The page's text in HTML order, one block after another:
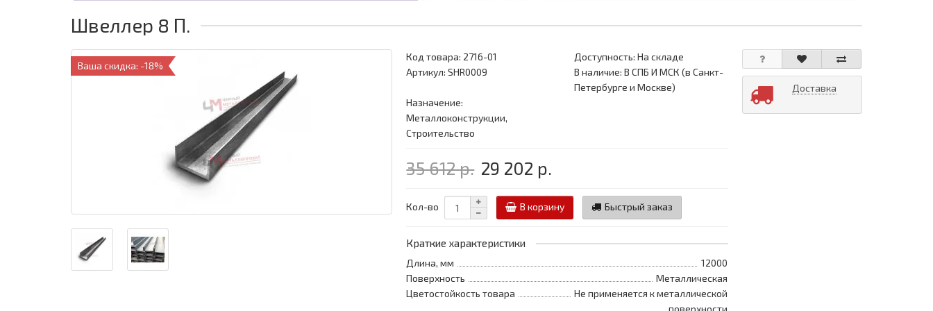
Швеллер 8 П.
Ваша скидка: -18%
Код товара: 2716-01
Доступность: На складе
Артикул: SHR0009
В наличие: В СПБ И МСК (в Санкт-
Петербурге и Москве)
Назначение:
Металлоконструкции,
Строительство
35 612 р. 29 202 р.
Кол-во В корзину Быстрый заказ
Краткие характеристики
Длина, мм
12000
Поверхность
Металлическая
Цветостойкость товара
Не применяется к металлической
Доставка